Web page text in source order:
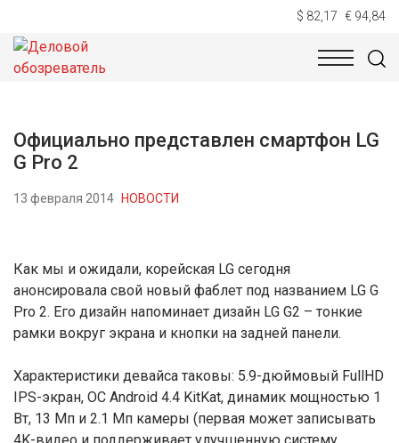
$ 82,17 € 94,84
НОВОСТИ
Официально представлен смартфон LG
G Pro 2
13 февраля 2014 НОВОСТИ
Как мы и ожидали, корейская LG сегодня
анонсировала свой новый фаблет под названием LG G
Pro 2. Его дизайн напоминает дизайн LG G2 – тонкие
рамки вокруг экрана и кнопки на задней панели.
Характеристики девайса таковы: 5.9-дюймовый FullHD
IPS-экран, ОС Android 4.4 KitKat, динамик мощностью 1
Вт, 13 Мп и 2.1 Мп камеры (первая может записывать